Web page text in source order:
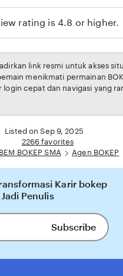
rating is 4.8 or higher.
BOKEP dengan aman dan
Listed on Sep 9, 2025
2266 favorites
BOKEP SMA
Agen BOKEP
Karir bokep
Penulis
Subscribe